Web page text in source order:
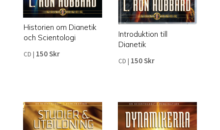
Historien om Dianetik
och Scientologi
CD | 150 Skr
Introduktion till
Dianetik
CD | 150 Skr